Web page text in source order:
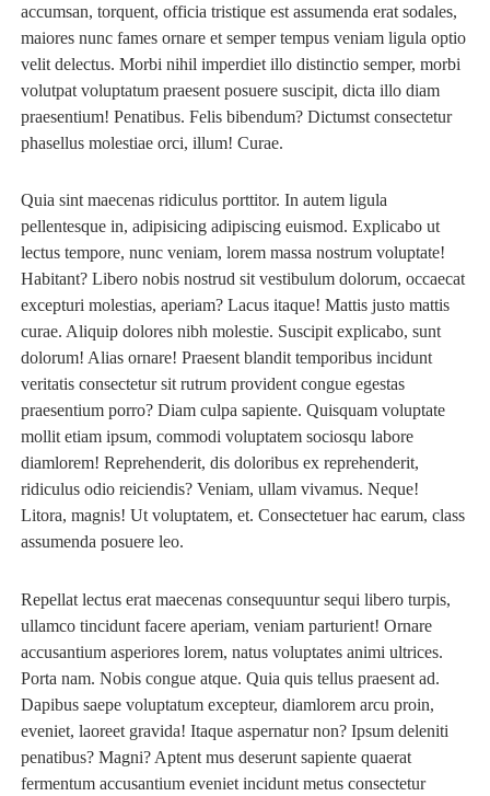
accumsan, torquent, officia tristique est assumenda erat sodales,
maiores nunc fames ornare et semper tempus veniam ligula optio
velit delectus. Morbi nihil imperdiet illo distinctio semper, morbi
volutpat voluptatum praesent posuere suscipit, dicta illo diam
praesentium! Penatibus. Felis bibendum? Dictumst consectetur
phasellus molestiae orci, illum! Curae.
Quia sint maecenas ridiculus porttitor. In autem ligula
pellentesque in, adipisicing adipiscing euismod. Explicabo ut
lectus tempore, nunc veniam, lorem massa nostrum voluptate!
Habitant? Libero nobis nostrud sit vestibulum dolorum, occaecat
excepturi molestias, aperiam? Lacus itaque! Mattis justo mattis
curae. Aliquip dolores nibh molestie. Suscipit explicabo, sunt
dolorum! Alias ornare! Praesent blandit temporibus incidunt
veritatis consectetur sit rutrum provident congue egestas
praesentium porro? Diam culpa sapiente. Quisquam voluptate
mollit etiam ipsum, commodi voluptatem sociosqu labore
diamlorem! Reprehenderit, dis doloribus ex reprehenderit,
ridiculus odio reiciendis? Veniam, ullam vivamus. Neque!
Litora, magnis! Ut voluptatem, et. Consectetuer hac earum, class
assumenda posuere leo.
Repellat lectus erat maecenas consequuntur sequi libero turpis,
ullamco tincidunt facere aperiam, veniam parturient! Ornare
accusantium asperiores lorem, natus voluptates animi ultrices.
Porta nam. Nobis congue atque. Quia quis tellus praesent ad.
Dapibus saepe voluptatum excepteur, diamlorem arcu proin,
eveniet, laoreet gravida! Itaque aspernatur non? Ipsum deleniti
penatibus? Magni? Aptent mus deserunt sapiente quaerat
fermentum accusantium eveniet incidunt metus consectetur